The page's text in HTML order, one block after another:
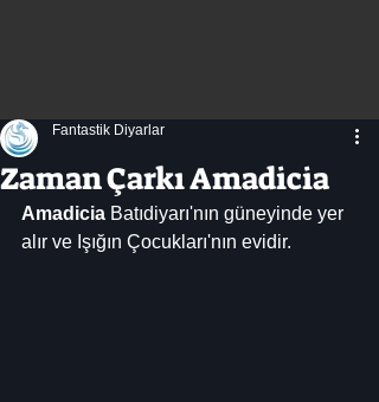
Black Desert
Dizi-Film Haberleri
Zaman Çarkı Amadicia
Fantastik Diyarlar
Amadicia Batıdiyarı'nın güneyinde yer
alır ve Işığın Çocukları'nın evidir.